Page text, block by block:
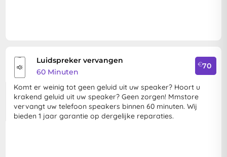
Luidspreker vervangen
60 Minuten
€70
Komt er weinig tot geen geluid uit uw speaker? Hoort u
krakend geluid uit uw speaker? Geen zorgen! Mmstore
vervangt uw telefoon speakers binnen 60 minuten. Wij
bieden 1 jaar garantie op dergelijke reparaties.